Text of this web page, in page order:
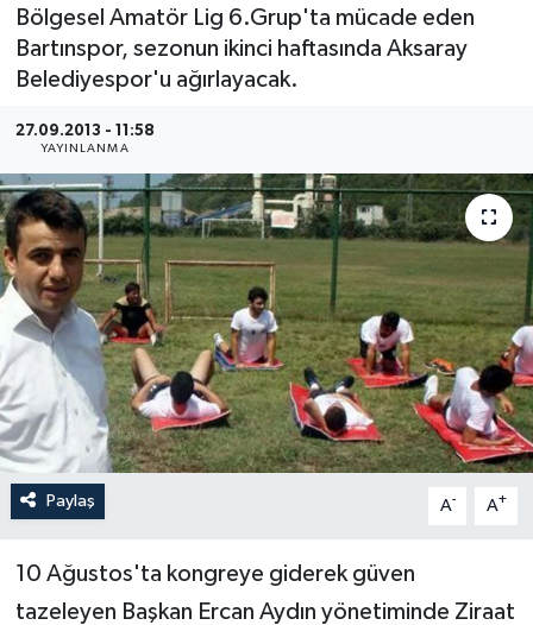
Bölgesel Amatör Lig 6.Grup'ta mücade eden
Bartınspor, sezonun ikinci haftasında Aksaray
Belediyespor'u ağırlayacak.
27.09.2013 - 11:58
YAYINLANMA
Paylaş A- A+
10 Ağustos'ta kongreye giderek güven
tazeleyen Başkan Ercan Aydın yönetiminde Ziraat
Medya
Sivil Toplum
Siyaset
Spor
Tarım
Turizm
Yerel Yönetimler